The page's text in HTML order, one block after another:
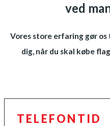
ved
Vores store erfaring gør
dig, når du skal købe
TELEFONTID